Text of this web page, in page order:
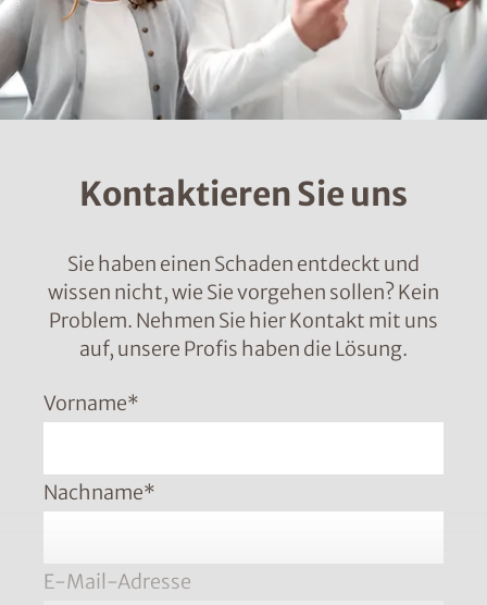
Kontaktieren Sie uns
Sie haben einen Schaden entdeckt und
wissen nicht, wie Sie vorgehen sollen? Kein
Problem. Nehmen Sie hier Kontakt mit uns
auf, unsere Profis haben die Lösung.
Vorname*
Nachname*
E-Mail-Adresse